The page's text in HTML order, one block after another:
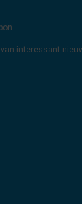
interessant